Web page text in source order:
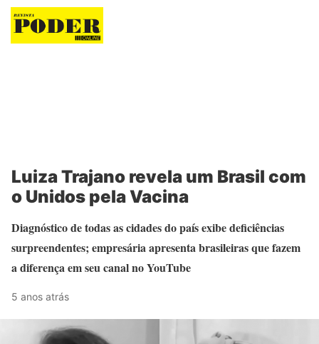
Revista Poder
Luiza Trajano revela um Brasil com
o Unidos pela Vacina
Diagnóstico de todas as cidades do país exibe deficiências
surpreendentes; empresária apresenta brasileiras que fazem
a diferença em seu canal no YouTube
5 anos atrás